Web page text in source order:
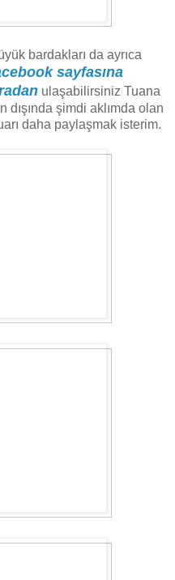
bardakları da ayrıca
sayfasına
ulaşabilirsiniz Tuana
şimdi aklımda olan
daha paylaşmak isterim.